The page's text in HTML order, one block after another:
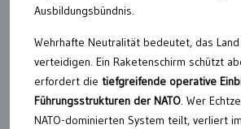
Ausbildungsbündnis.
Wehrhafte Neutralität bedeutet, das
verteidigen. Ein Raketenschirm schützt
erfordert die tiefgreifende operative
Führungsstrukturen der NATO. Wer
NATO-dominierten System teilt, verliert